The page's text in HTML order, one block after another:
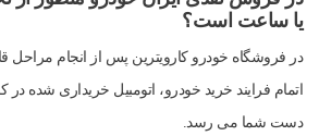
یا ساعت است؟
در فروشگاه خودرو کارویترین پس از انجام مراحل
دست شما می رسد.